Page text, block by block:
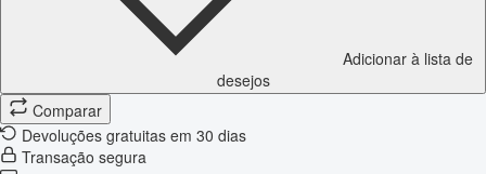
Adicionar à lista de
desejos
Comparar
Devoluções gratuitas em 30 dias
Transação segura